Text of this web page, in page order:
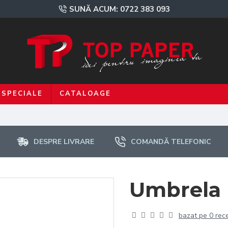
SUNĂ ACUM: 0722 383 093
CATALOAGE
DESPRE LIVRARE COMANDĂ TELEFONIC
Umbrela
bazat pe 0